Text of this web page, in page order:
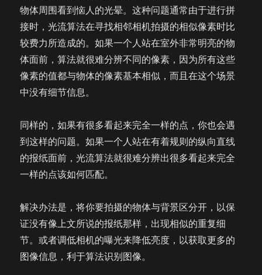
物体周围看到恼人的光晕。这种问题通常由于进行拼
接时，光流算法在寻找相邻相机拍摄的相似像素时比
较费力所造成的。如果一个人站在室外非常明亮的物
体面前，算法就很难分辨不同的像素，因为所有这些
像素的值都与物体的像素基本相似，而且在这个场景
中没有细节信息。
同样的，如果有很多看起来完全一样的点，你也会遇
到这样的问题。如果一个人站在有着规则的纵向直线
的报纸面前，光流算法就很难分辨出很多看起来完全
一样的点该如何匹配。
解决办法是，将你要拍摄的物体与背景区分开，以保
证没有像上文所说的报纸那样，出现相似的重复细
节。或者调低相机的曝光来降低亮度，以获取更多的
图像信息，利于算法识别图像。